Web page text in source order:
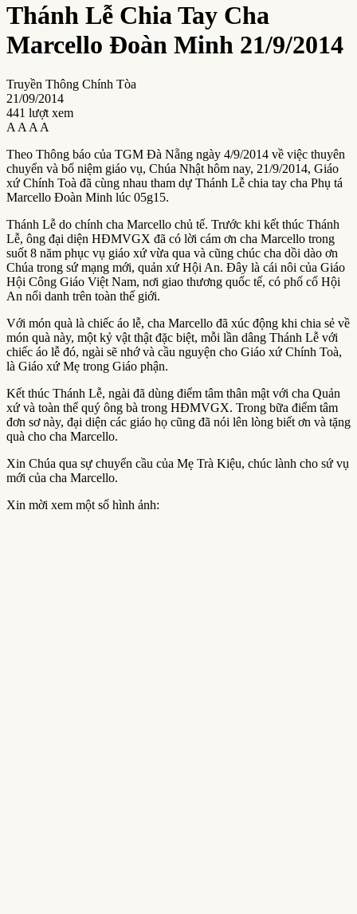
Thánh Lễ Chia Tay Cha
Marcello Đoàn Minh 21/9/2014
Truyền Thông Chính Tòa
21/09/2014
441 lượt xem
A A A A
Theo Thông báo của TGM Đà Nẵng ngày 4/9/2014 về việc thuyên
chuyển và bổ niệm giáo vụ, Chúa Nhật hôm nay, 21/9/2014, Giáo
xứ Chính Toà đã cùng nhau tham dự Thánh Lễ chia tay cha Phụ tá
Marcello Đoàn Minh lúc 05g15.
Thánh Lễ do chính cha Marcello chủ tế. Trước khi kết thúc Thánh
Lễ, ông đại diện HĐMVGX đã có lời cám ơn cha Marcello trong
suốt 8 năm phục vụ giáo xứ vừa qua và cũng chúc cha dồi dào ơn
Chúa trong sứ mạng mới, quản xứ Hội An. Đây là cái nôi của Giáo
Hội Công Giáo Việt Nam, nơi giao thương quốc tế, có phố cổ Hội
An nổi danh trên toàn thế giới.
Với món quà là chiếc áo lễ, cha Marcello đã xúc động khi chia sẻ về
món quà này, một kỷ vật thật đặc biệt, mỗi lần dâng Thánh Lễ với
chiếc áo lễ đó, ngài sẽ nhớ và cầu nguyện cho Giáo xứ Chính Toà,
là Giáo xứ Mẹ trong Giáo phận.
Kết thúc Thánh Lễ, ngài đã dùng điểm tâm thân mật với cha Quản
xứ và toàn thể quý ông bà trong HĐMVGX. Trong bữa điểm tâm
đơn sơ này, đại diện các giáo họ cũng đã nói lên lòng biết ơn và tặng
quà cho cha Marcello.
Xin Chúa qua sự chuyển cầu của Mẹ Trà Kiệu, chúc lành cho sứ vụ
mới của cha Marcello.
Xin mời xem một số hình ảnh: